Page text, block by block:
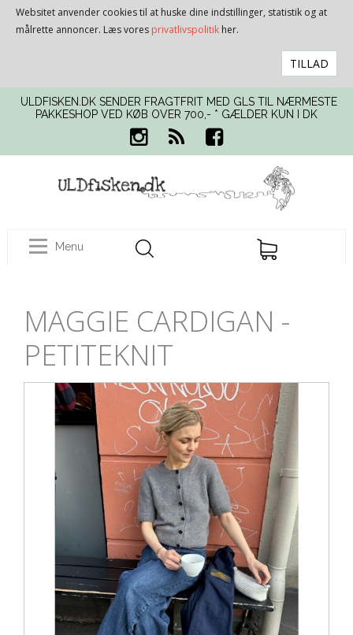
Websitet anvender cookies til at huske dine indstillinger, statistik og at
målrette annoncer. Læs vores privatlivspolitik her.
TILLAD
ULDFISKEN.DK SENDER FRAGTFRIT MED GLS TIL NÆRMESTE
PAKKESHOP VED KØB OVER 700,- * GÆLDER KUN I DK
Menu
MAGGIE CARDIGAN -
PETITEKNIT